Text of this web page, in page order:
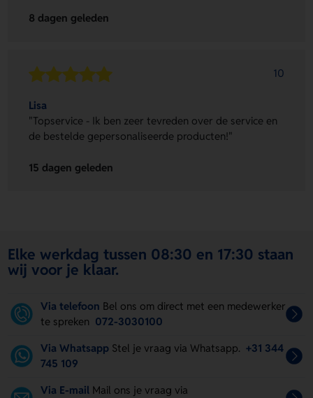
8 dagen geleden
10
Lisa
"Topservice - Ik ben zeer tevreden over de service en
de bestelde gepersonaliseerde producten!"
15 dagen geleden
Elke werkdag tussen 08:30 en 17:30 staan
wij voor je klaar.
Via telefoon Bel ons om direct met een medewerker
te spreken 072-3030100
Via Whatsapp Stel je vraag via Whatsapp. +31 344
745 109
Via E-mail Mail ons je vraag via